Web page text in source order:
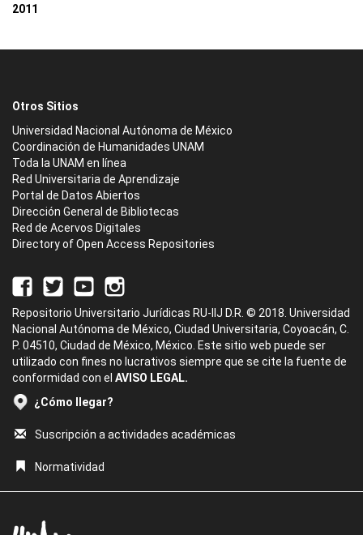
2011
Otros Sitios
Universidad Nacional Autónoma de México
Coordinación de Humanidades UNAM
Toda la UNAM en línea
Red Universitaria de Aprendizaje
Portal de Datos Abiertos
Dirección General de Bibliotecas
Red de Acervos Digitales
Directory of Open Access Repositories
Repositorio Universitario Jurídicas RU-IIJ D.R. © 2018. Universidad
Nacional Autónoma de México, Ciudad Universitaria, Coyoacán, C.
P. 04510, Ciudad de México, México. Este sitio web puede ser
utilizado con fines no lucrativos siempre que se cite la fuente de
conformidad con el AVISO LEGAL.
¿Cómo llegar?
Suscripción a actividades académicas
Normatividad